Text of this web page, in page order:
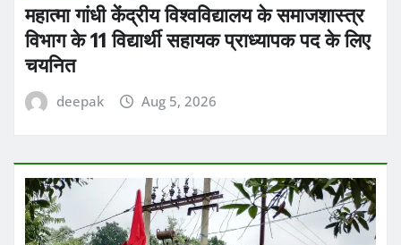
महात्मा गांधी केंद्रीय विश्वविद्यालय के समाजशास्त्र
विभाग के 11 विद्यार्थी सहायक प्राध्यापक पद के लिए
चयनित
deepak Aug 5, 2026